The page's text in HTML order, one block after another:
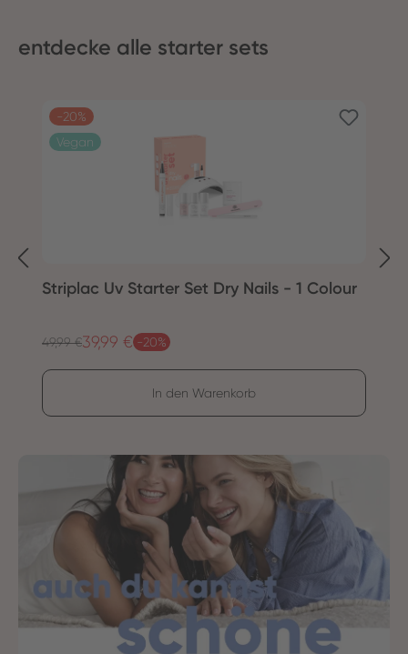
entdecke alle starter sets
Produktgalerie überspringen
-20%
Vegan
Striplac Uv Starter Set Dry Nails - 1 Colour
Verkaufspreis:
Regulärer Preis:
49,99 €39,99 € -20%
In den Warenkorb